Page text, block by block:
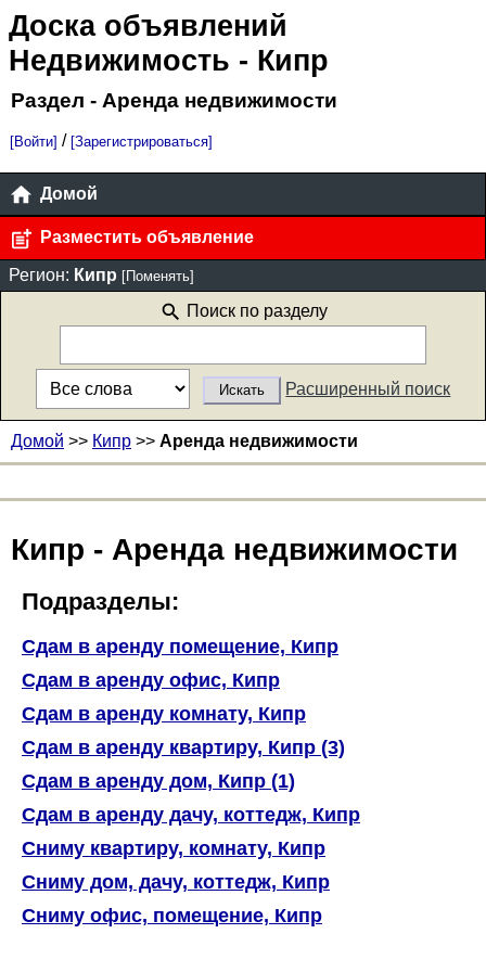
Доска объявлений
Недвижимость - Кипр
Раздел - Аренда недвижимости
[Войти] / [Зарегистрироваться]
Домой
Разместить объявление
Регион: Кипр [Поменять]
Поиск по разделу
Расширенный поиск
Домой >> Кипр >> Аренда недвижимости
Кипр - Аренда недвижимости
Подразделы:
Сдам в аренду помещение, Кипр
Сдам в аренду офис, Кипр
Сдам в аренду комнату, Кипр
Сдам в аренду квартиру, Кипр (3)
Сдам в аренду дом, Кипр (1)
Сдам в аренду дачу, коттедж, Кипр
Сниму квартиру, комнату, Кипр
Сниму дом, дачу, коттедж, Кипр
Сниму офис, помещение, Кипр